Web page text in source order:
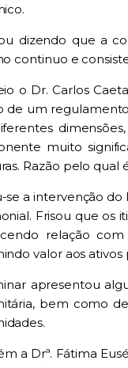
dizendo que a
continuo e
o Dr. Carlos
de um
muito
Razão pelo
se a intervenção do
Frisou que os
relação
valor aos ativos
apresentou
bem como
a Drª. Fátima